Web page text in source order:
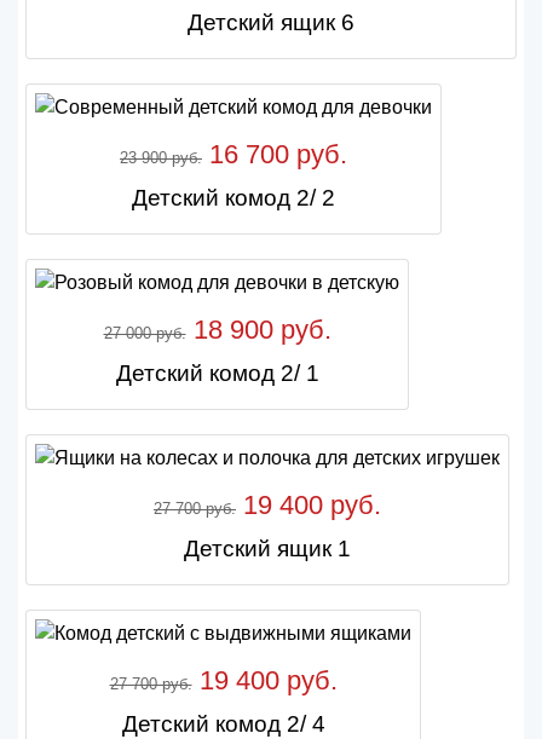
Детский ящик 6
23 900 руб. 16 700 руб.
Детский комод 2/ 2
27 000 руб.18 900 руб.
Детский комод 2/ 1
27 700 руб. 19 400 руб.
Детский ящик 1
27 700 руб.19 400 руб.
Детский комод 2/ 4